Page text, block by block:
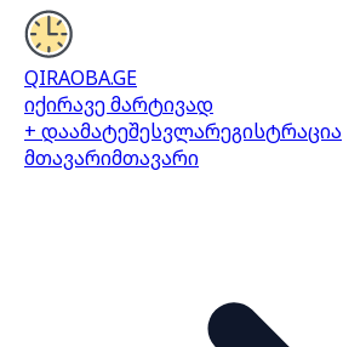
QIRAOBA.GE
იქირავე მარტივად
+ დაამატეშესვლარეგისტრაცია
მთავარიმთავარი